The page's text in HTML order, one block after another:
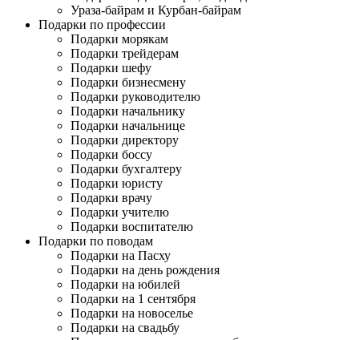
Ураза-байрам и Курбан-байрам
Подарки по профессии
Подарки морякам
Подарки трейдерам
Подарки шефу
Подарки бизнесмену
Подарки руководителю
Подарки начальнику
Подарки начальнице
Подарки директору
Подарки боссу
Подарки бухгалтеру
Подарки юристу
Подарки врачу
Подарки учителю
Подарки воспитателю
Подарки по поводам
Подарки на Пасху
Подарки на день рождения
Подарки на юбилей
Подарки на 1 сентября
Подарки на новоселье
Подарки на свадьбу